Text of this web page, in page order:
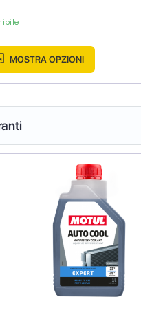
MOSTRA OPZIONI